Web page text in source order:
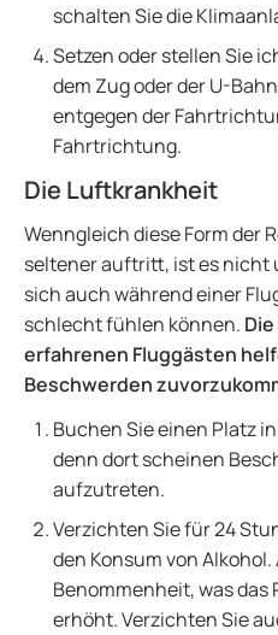
schalten Sie die
Setzen oder stellen Sie
dem Zug oder der U-
entgegen der
Fahrtrichtung.
Die Luftkrankheit
Wenngleich diese Form der
seltener auftritt, ist es nicht
sich auch während einer
schlecht fühlen können.
erfahrenen Fluggästen
Beschwerden
Buchen Sie einen Platz
denn dort scheinen
aufzutreten.
Verzichten Sie für 24
den Konsum von
Benommenheit, was das
erhöht. Verzichten Sie